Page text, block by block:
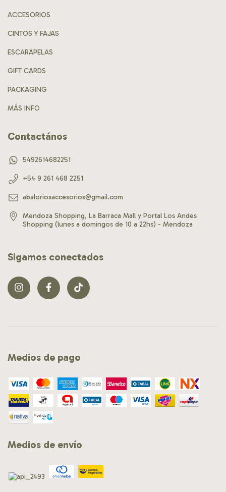
ACCESORIOS
CINTOS Y FAJAS
ESCARAPELAS
GIFT CARDS
PACKAGING
MÁS INFO
Contactános
5492614682251
+54 9 261 468 2251
abaloriosaccesorios@gmail.com
Mendoza Shopping, La Barraca Mall y Portal Los Andes
Shopping (lunes a domingos de 10 a 22hs) - Mendoza
Sigamos conectados
Medios de pago
Medios de envío